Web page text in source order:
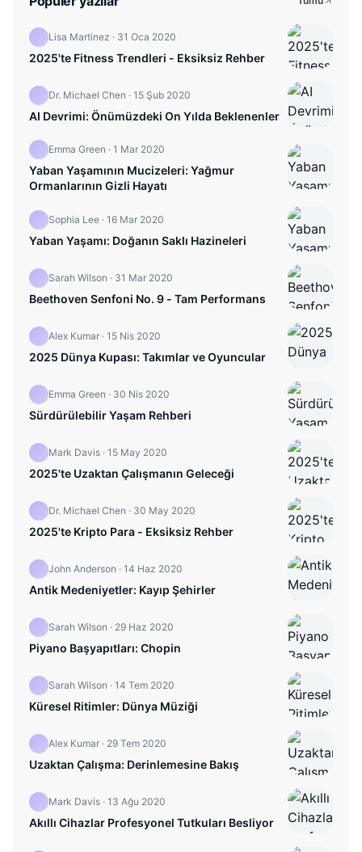
Lisa Martinez · 31 Oca 2020
2025'te Fitness Trendleri - Eksiksiz Rehber
Dr. Michael Chen · 15 Şub 2020
AI Devrimi: Önümüzdeki On Yılda Beklenenler
Emma Green · 1 Mar 2020
Yaban Yaşamının Mucizeleri: Yağmur
Ormanlarının Gizli Hayatı
Sophia Lee · 16 Mar 2020
Yaban Yaşamı: Doğanın Saklı Hazineleri
Sarah Wilson · 31 Mar 2020
Beethoven Senfoni No. 9 - Tam Performans
Alex Kumar · 15 Nis 2020
2025 Dünya Kupası: Takımlar ve Oyuncular
Emma Green · 30 Nis 2020
Sürdürülebilir Yaşam Rehberi
Mark Davis · 15 May 2020
2025'te Uzaktan Çalışmanın Geleceği
Dr. Michael Chen · 30 May 2020
2025'te Kripto Para - Eksiksiz Rehber
John Anderson · 14 Haz 2020
Antik Medeniyetler: Kayıp Şehirler
Sarah Wilson · 29 Haz 2020
Piyano Başyapıtları: Chopin
Sarah Wilson · 14 Tem 2020
Küresel Ritimler: Dünya Müziği
Alex Kumar · 29 Tem 2020
Uzaktan Çalışma: Derinlemesine Bakış
Mark Davis · 13 Ağu 2020
Akıllı Cihazlar Profesyonel Tutkuları Besliyor